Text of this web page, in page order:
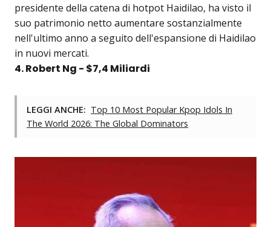
presidente della catena di hotpot Haidilao, ha visto il
suo patrimonio netto aumentare sostanzialmente
nell'ultimo anno a seguito dell'espansione di Haidilao
in nuovi mercati.
4. Robert Ng - $7,4 Miliardi
LEGGI ANCHE: Top 10 Most Popular Kpop Idols In
The World 2026: The Global Dominators